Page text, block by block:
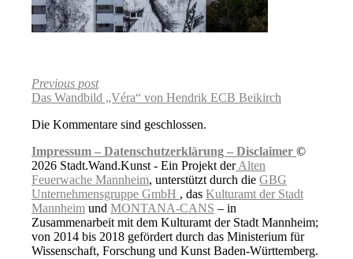
Previous post
Das Wandbild „Véra“ von Hendrik ECB Beikirch
Die Kommentare sind geschlossen.
Impressum – Datenschutzerklärung – Disclaimer ©
2026 Stadt.Wand.Kunst - Ein Projekt derAlten
Feuerwache Mannheim, unterstützt durch die GBG
Unternehmensgruppe GmbH , das Kulturamt der Stadt
Mannheim und MONTANA-CANS – in
Zusammenarbeit mit dem Kulturamt der Stadt Mannheim;
von 2014 bis 2018 gefördert durch das Ministerium für
Wissenschaft, Forschung und Kunst Baden-Württemberg.